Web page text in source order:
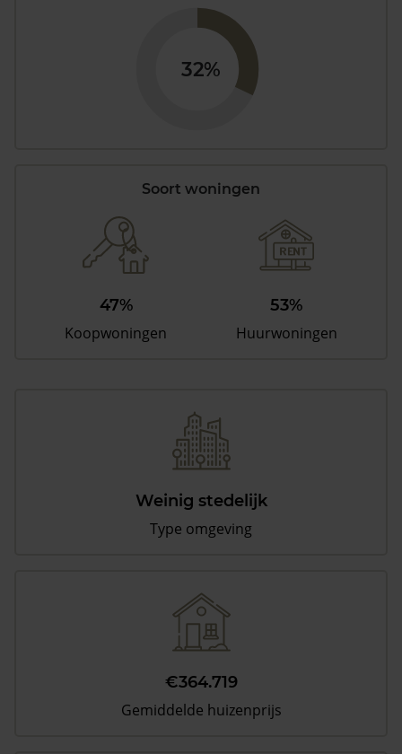
32%
Soort woningen
47%
Koopwoningen
53%
Huurwoningen
Weinig stedelijk
Type omgeving
€364.719
Gemiddelde huizenprijs